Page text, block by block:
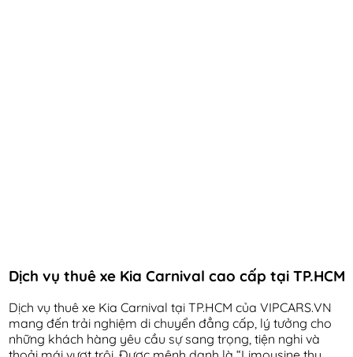
Dịch vụ thuê xe Kia Carnival cao cấp tại TP.HCM
Dịch vụ thuê xe Kia Carnival tại TP.HCM của VIPCARS.VN
mang đến trải nghiệm di chuyển đẳng cấp, lý tưởng cho
những khách hàng yêu cầu sự sang trọng, tiện nghi và